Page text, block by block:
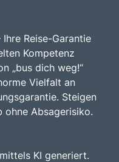
Ihre Reise-Garantie
Kompetenz
„bus dich weg!“
Vielfalt an
Steigen
ohne Absagerisiko.
KI generiert.